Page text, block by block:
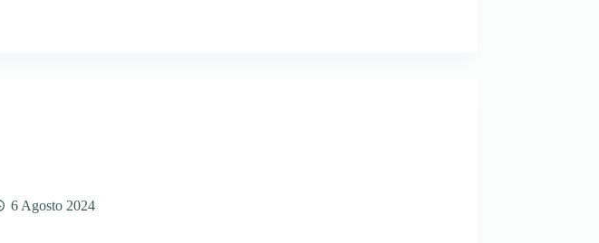
6 Agosto 2024